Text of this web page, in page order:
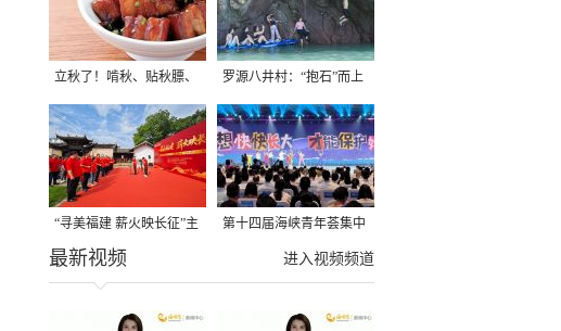
立秋了！啃秋、贴秋膘、
晒秋，福建人这样过才够
味→
罗源八井村：“抱石”而上
“寻美福建 薪火映长征”主
题活动在龙岩长汀启动
第十四届海峡青年荟集中
阶段活动在福州举行
进入视频频道
最新视频